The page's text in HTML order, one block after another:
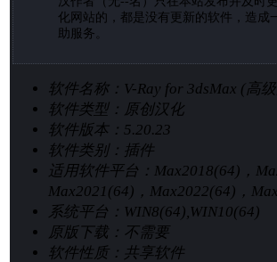
化网站的，都是没有更新的软件，造
助服务。
软件名称： V-Ray for 3dsMax (高
软件类型： 原创汉化
软件版本： 5.20.23
软件类别： 插件
适用软件平台： Max2018(64)，
Max2021(64)，Max2022(64)，
系统平台： WIN8(64),WIN10(64)
原版下载： 不需要
软件性质： 共享软件